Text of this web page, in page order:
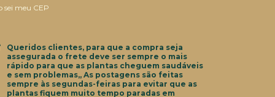
sei meu CEP
Queridos clientes, para que a compra seja
assegurada o frete deve ser sempre o mais
rápido para que as plantas cheguem saudáveis
e sem problemas,, As postagens são feitas
sempre às segundas-feiras para evitar que as
plantas fiquem muito tempo paradas em